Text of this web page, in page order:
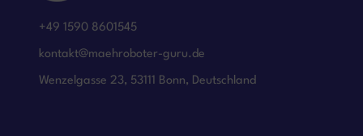
+49 1590 8601545
kontakt@maehroboter-guru.de
Wenzelgasse 23, 53111 Bonn, Deutschland